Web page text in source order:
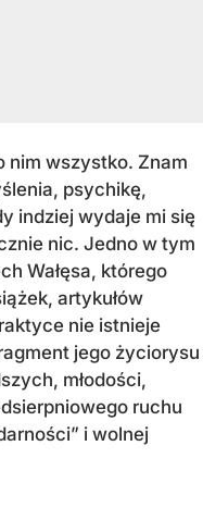
nim wszystko. Znam
psychikę,
indziej wydaje mi się
nic. Jedno w tym
Wałęsa, którego
artykułów
nie istnieje
jego życiorysu
młodości,
ruchu
i wolnej